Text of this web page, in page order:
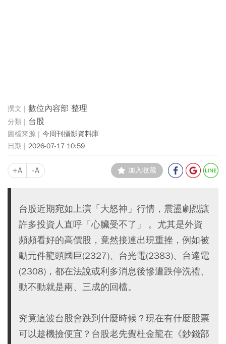
數位內容部 整理
台股
今周刊攝影資料庫
2026-07-17 10:59
+A -A 加入收藏
台股近期宛如上演「大怒神」行情，震盪劇烈讓
許多投資人直呼「心臟受不了」 。尤其是外資
頻頻看好的高價股，竟然接連出現重挫，例如被
動元件龍頭國巨(2327)、台光電(2383)、台達電
(2308)，都在法說或利多消息後慘遭跌停洗禮、
動不動就是兩、三成的回檔。
究竟這波台股會跌到什麼時候？現在有什麼股票
可以趁機撿便宜？台股老先覺杜金龍在《鈔錢部